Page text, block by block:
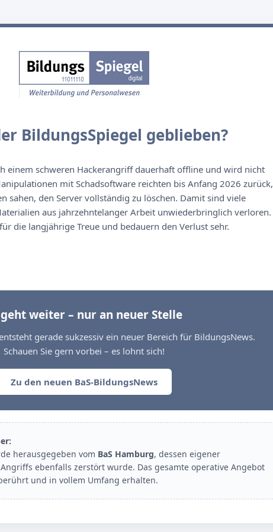
BildungsSpiegel geblieben?
einem schweren Hackerangriff dauerhaft offline und wird nicht
mit Schadsoftware reichten bis Anfang 2026 zurück,
sahen, den Server vollständig zu löschen. Damit sind viele
aus jahrzehntelanger Arbeit unwiederbringlich verloren.
die langjährige Treue und bedauern den Verlust sehr.
geht weiter – nur an neuer Stelle
gerade sukzessiv ein neuer Bereich für BildungsNews.
Schauen Sie gern vorbei – es lohnt sich!
Zu den neuen BaS-BildungsNews
herausgegeben vom BaS Hamburg, dessen eigener
ebenfalls zerstört wurde. Das gesamte operative Angebot
und in vollem Umfang erhalten.